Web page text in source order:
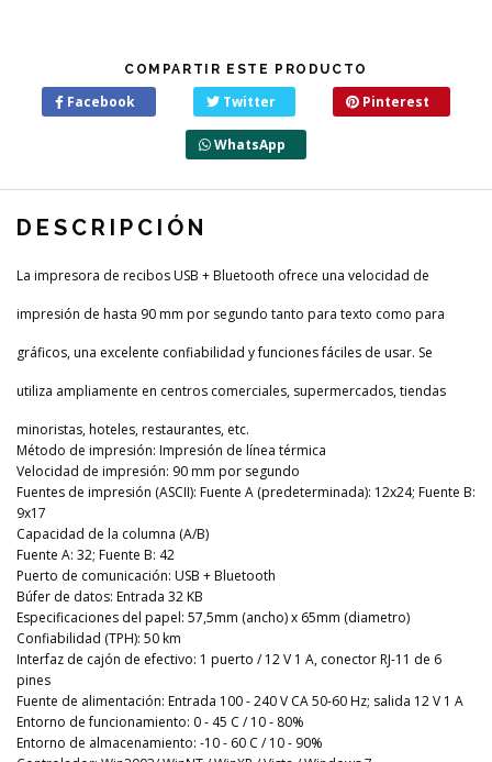
COMPARTIR ESTE PRODUCTO
Facebook Twitter Pinterest
WhatsApp
DESCRIPCIÓN
La impresora de recibos USB + Bluetooth ofrece una velocidad de
impresión de hasta 90 mm por segundo tanto para texto como para
gráficos, una excelente confiabilidad y funciones fáciles de usar. Se
utiliza ampliamente en centros comerciales, supermercados, tiendas
minoristas, hoteles, restaurantes, etc.
Método de impresión: Impresión de línea térmica
Velocidad de impresión: 90 mm por segundo
Fuentes de impresión (ASCII): Fuente A (predeterminada): 12x24; Fuente B:
9x17
Capacidad de la columna (A/B)
Fuente A: 32; Fuente B: 42
Puerto de comunicación: USB + Bluetooth
Búfer de datos: Entrada 32 KB
Especificaciones del papel: 57,5mm (ancho) x 65mm (diametro)
Confiabilidad (TPH): 50 km
Interfaz de cajón de efectivo: 1 puerto / 12 V 1 A, conector RJ-11 de 6
pines
Fuente de alimentación: Entrada 100 - 240 V CA 50-60 Hz; salida 12 V 1 A
Entorno de funcionamiento: 0 - 45 C / 10 - 80%
Entorno de almacenamiento: -10 - 60 C / 10 - 90%